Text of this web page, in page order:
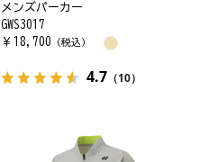
メンズパーカー
GWS3017
￥ 18,700 （税込）
4.7（10）